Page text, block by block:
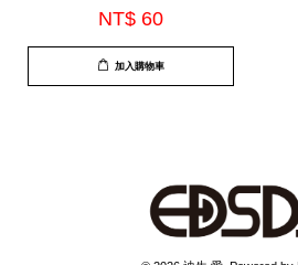
P5713)
NT$ 60
加入購物車